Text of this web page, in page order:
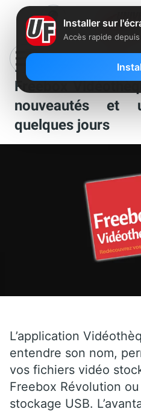
Freebox
Freebox
nouveautés et
quelques jours
L’application
entendre son nom,
vos fichiers vidéo
Freebox Révolution
stockage USB.
Installer sur
Accès rapide